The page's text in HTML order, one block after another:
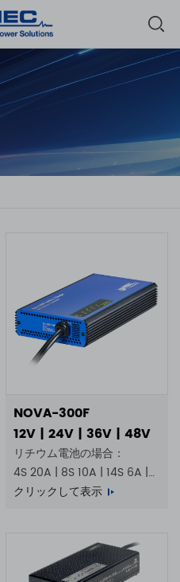
NOVA-300F
12V | 24V | 36V | 48V
リチウム電池の場合：
4S 20A | 8S 10A | 14S 6A |
16S 5A
クリックして表示